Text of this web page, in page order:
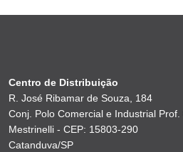
Centro de Distribuição
R. José Ribamar de Souza, 184
Conj. Polo Comercial e Industrial
Mestrinelli - CEP: 15803-290
Catanduva/SP